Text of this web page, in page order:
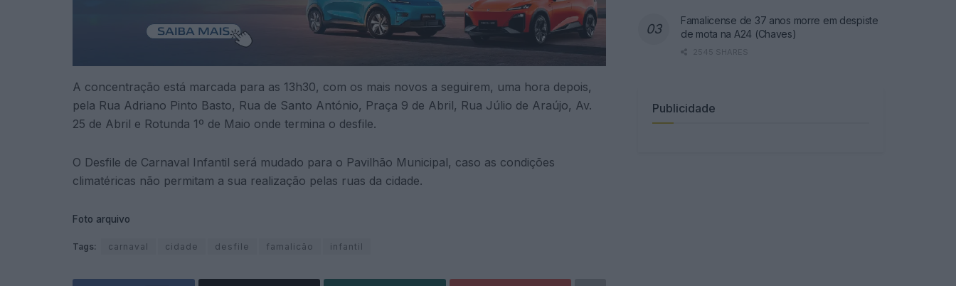
A concentração está marcada para as 13h30, com os mais novos a seguirem, uma hora depois,
pela Rua Adriano Pinto Basto, Rua de Santo António, Praça 9 de Abril, Rua Júlio de Araújo, Av.
25 de Abril e Rotunda 1º de Maio onde termina o desfile.
O Desfile de Carnaval Infantil será mudado para o Pavilhão Municipal, caso as condições
climatéricas não permitam a sua realização pelas ruas da cidade.
Foto arquivo
Tags: carnaval cidade desfile famalicão infantil
Famalicense de 37 anos morre em despiste
de mota na A24 (Chaves)
2545 SHARES
Publicidade